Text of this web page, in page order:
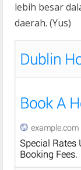
lebih besar
daerah. (Yus)